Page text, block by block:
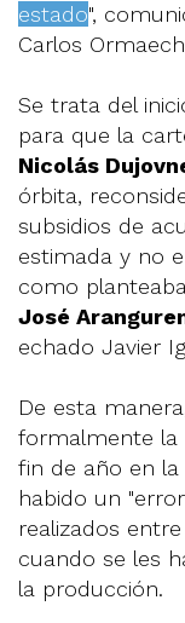
estado",
Carlos
Se trata del
para que la
Nicolás
órbita,
subsidios de
estimada y no
como
José
echado Javier
De esta
formalmente la
fin de año en
habido un
realizados
cuando se les
la producción.